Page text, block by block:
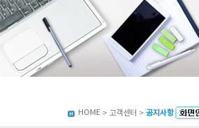
HOME > 고객센터 > 공지사항